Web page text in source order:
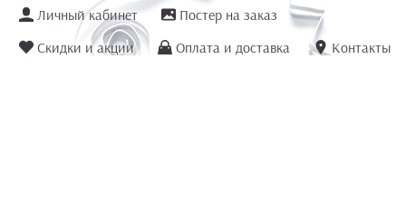
Личный кабинет
Постер на заказ
Скидки и акции
Оплата и доставка
Контакты